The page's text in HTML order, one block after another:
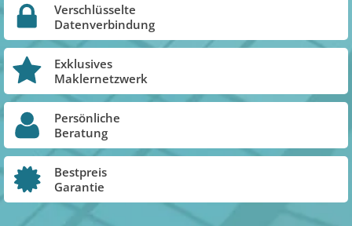
Verschlüsselte
Datenverbindung
Exklusives
Maklernetzwerk
Persönliche
Beratung
Bestpreis
Garantie